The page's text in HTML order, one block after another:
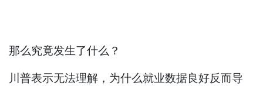
那么究竟发生了什么？
川普表示无法理解，为什么就业数据良好反而导